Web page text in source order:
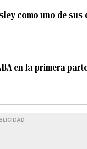
como uno de
en la primera